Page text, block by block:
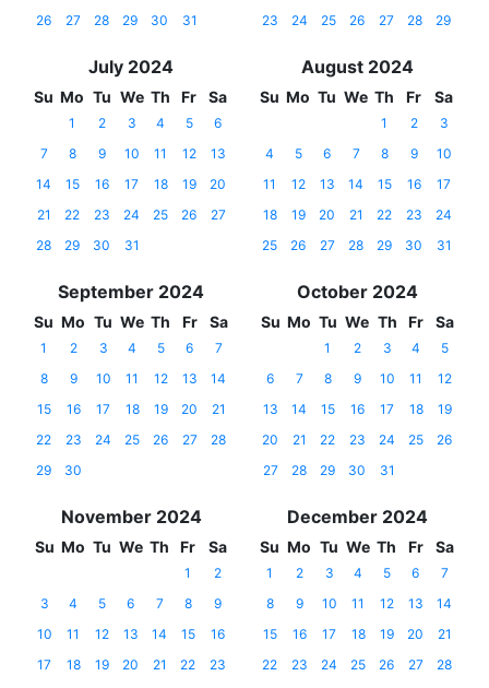
26
27 28 29 30 31
23
24 25 26 27 28 29
July 2024
Su Mo Tu We Th Fr Sa
1 2 3 4 5
6
7
8 9 10 11 12
13
14
15 16 17 18 19
20
21
22 23 24 25 26
27
28
29 30 31
August 2024
Su Mo Tu We Th Fr Sa
1 2
3
4
5 6 7 8 9
10
11
12 13 14 15 16
17
18
19 20 21 22 23
24
25
26 27 28 29 30 31
September 2024
Su Mo Tu We Th Fr Sa
1 2 3 4 5 6
7
8
9 10 11 12 13
14
15
16 17 18 19 20
21
22
23 24 25 26 27
28
29
30
October 2024
Su Mo Tu We Th Fr Sa
1 2 3 4
5
6
7 8 9 10 11
12
13
14 15 16 17 18
19
20
21 22 23 24 25
26
27
28 29 30 31
November 2024
Su Mo Tu We Th Fr Sa
1
2
3
4 5 6 7 8
9
10
11 12 13 14 15
16
17
18 19 20 21 22
23
December 2024
Su Mo Tu We Th Fr Sa
1 2 3 4 5 6
7
8
9 10 11 12 13
14
15
16 17 18 19 20
21
22
23 24 25 26 27
28